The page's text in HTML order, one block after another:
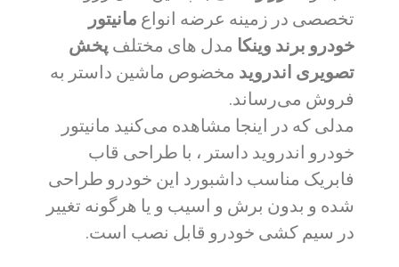
تخصصی در زمینه عرضه انواع مانیتور
خودرو برند وینکا مدل های مختلف پخش
تصویری اندروید مخضوص ماشین داستر به
فروش می‌رساند.
مدلی که در اینجا مشاهده می‌کنید مانیتور
خودرو اندروید داستر ، با طراحی قاب
فابریک مناسب داشبورد این خودرو طراحی
شده و بدون برش و اسیب و یا هرگونه تغییر
در سیم کشی خودرو قابل نصب است.